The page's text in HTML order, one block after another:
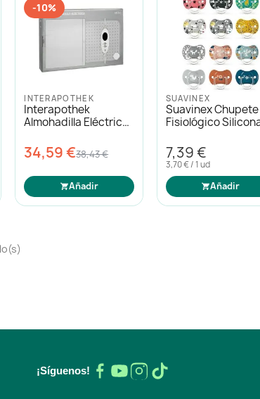
INTERAPOTHEK
Interapothek
Almohadilla Eléctrica
34,59 €38,43 €
Añadir
-10%
SUAVINEX
Suavinex Chupete
Fisiológico
7,39 €
3,70 € / 1 ud
Añadir
¡Síguenos!